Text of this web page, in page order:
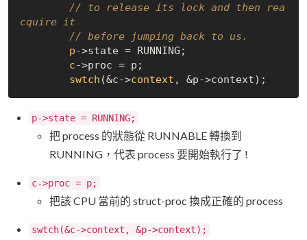
// to release its lock and then rea
cquire it
// before jumping back to us.
p->state = RUNNING;
c->proc = p;
swtch (&c->context , &p->
p->state = RUNNING;
把 process 的狀態從 RUNNABLE 轉換到
RUNNING，代表 process 要開始執行了 !
c->proc = p;
把該 CPU 當前的 struct-proc 換成正確的 process
swtch(&c->context, &p->context);